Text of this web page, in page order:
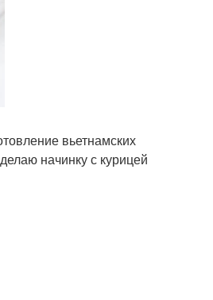
вьетнамских
начинку с курицей